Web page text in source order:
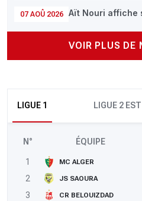
07 AOÛ 2026 Aït Nouri affiche
VOIR PLUS DE
LIGUE 1 LIGUE 2 EST
N° ÉQUIPE
1 MC ALGER
2
JS SAOURA
3
CR BELOUIZDAD